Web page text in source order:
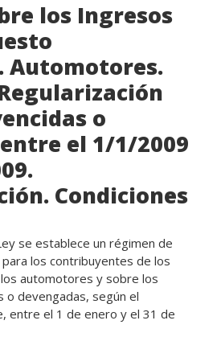
los Ingresos
Automotores.
o
el 1/1/2009
Condiciones
se establece un régimen de
los contribuyentes de los
automotores y sobre los
o devengadas, según el
entre el 1 de enero y el 31 de